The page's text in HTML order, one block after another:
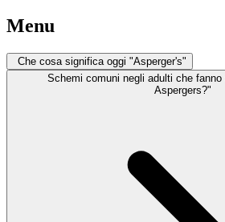
Menu
Che cosa significa oggi "Asperger's"
Schemi comuni negli adulti che
Aspergers?"